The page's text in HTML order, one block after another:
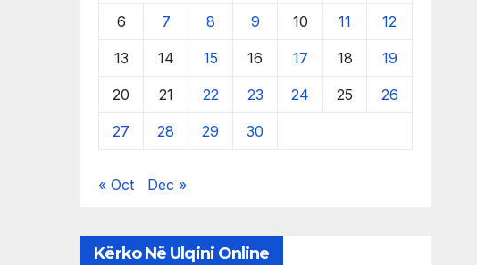
6 7 8 9 10 11 12
13 14 15 16 17 18 19
20 21 22 23 24 25 26
27 28 29 30
« Oct Dec »
Kërko Në Ulqini Online